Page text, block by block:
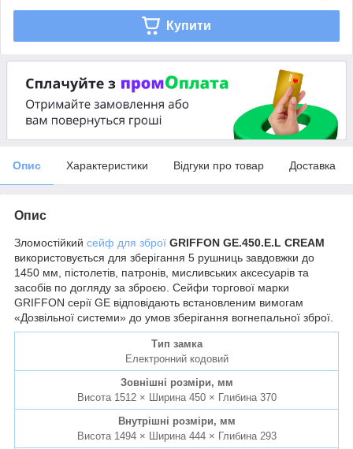
Купити
Опис Характеристики Відгуки про товар Доставка
Опис
Зломостійкий сейф для зброї GRIFFON GE.450.E.L CREAM
використовується для зберігання 5 рушниць завдовжки до
1450 мм, пістолетів, патронів, мисливських аксесуарів та
засобів по догляду за зброєю. Сейфи торгової марки
GRIFFON серії GE відповідають встановленим вимогам
«Дозвільної системи» до умов зберігання вогнепальної зброї.
Тип замка
Електронний кодовий
Зовнішні розміри, мм
Висота 1512 × Ширина 450 × Глибина 370
Внутрішні розміри, мм
Висота 1494 × Ширина 444 × Глибина 293